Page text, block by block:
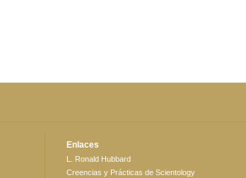
Enlaces
L. Ronald Hubbard
Creencias y Prácticas de Scientology